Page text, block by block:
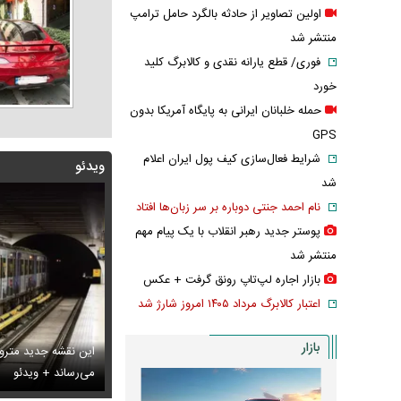
ویدئو
جدید متروی تهران شما را به تمام جاهای دیدنی شهر
ببینید | سید محمد دیده‌نشده ظل‌السلطنه نوه ناصرالدین شاه در لباس دامادی سانسور عجیب
اولین تصاویر از حادثه بالگرد حامل ترامپ
منتشر شد
فوری/ قطع یارانه نقدی و کالابرگ کلید
خورد
حمله خلبانان ایرانی به پایگاه آمریکا بدون
GPS
شرایط فعال‌سازی کیف پول ایران اعلام
شد
نام احمد جنتی دوباره بر سر زبان‌ها افتاد
پوستر جدید رهبر انقلاب با یک پیام مهم
منتشر شد
بازار اجاره لپ‌تاپ رونق گرفت + عکس
اعتبار کالابرگ مرداد ۱۴۰۵ امروز شارژ شد
بازار